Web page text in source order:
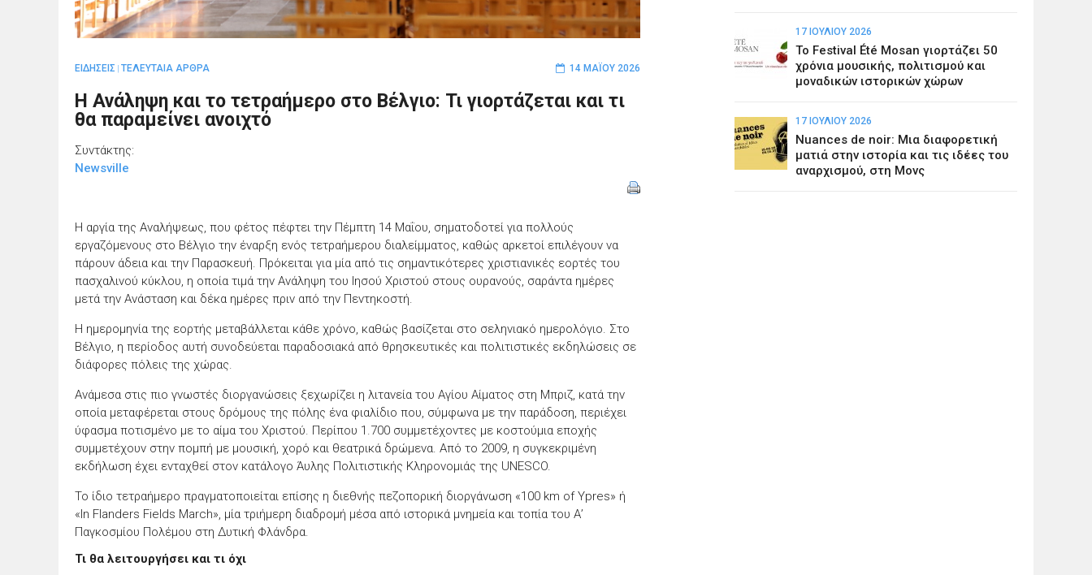
14 ΜΑΪ́ΟΥ 2026
ΕΙΔΗΣΕΙΣ ΤΕΛΕΥΤΑΙΑ ΑΡΘΡΑ
Η Ανάληψη και το τετραήμερο στο Βέλγιο: Τι γιορτάζεται και τι
θα παραμείνει ανοιχτό
Συντάκτης:
Newsville
Η αργία της Αναλήψεως, που φέτος πέφτει την Πέμπτη 14 Μαΐου, σηματοδοτεί για πολλούς
εργαζόμενους στο Βέλγιο την έναρξη ενός τετραήμερου διαλείμματος, καθώς αρκετοί επιλέγουν να
πάρουν άδεια και την Παρασκευή. Πρόκειται για μία από τις σημαντικότερες χριστιανικές εορτές του
πασχαλινού κύκλου, η οποία τιμά την Ανάληψη του Ιησού Χριστού στους ουρανούς, σαράντα ημέρες
μετά την Ανάσταση και δέκα ημέρες πριν από την Πεντηκοστή.
Η ημερομηνία της εορτής μεταβάλλεται κάθε χρόνο, καθώς βασίζεται στο σεληνιακό ημερολόγιο. Στο
Βέλγιο, η περίοδος αυτή συνοδεύεται παραδοσιακά από θρησκευτικές και πολιτιστικές εκδηλώσεις σε
διάφορες πόλεις της χώρας.
Ανάμεσα στις πιο γνωστές διοργανώσεις ξεχωρίζει η λιτανεία του Αγίου Αίματος στη Μπριζ, κατά την
οποία μεταφέρεται στους δρόμους της πόλης ένα φιαλίδιο που, σύμφωνα με την παράδοση, περιέχει
ύφασμα ποτισμένο με το αίμα του Χριστού. Περίπου 1.700 συμμετέχοντες με κοστούμια εποχής
συμμετέχουν στην πομπή με μουσική, χορό και θεατρικά δρώμενα. Από το 2009, η συγκεκριμένη
εκδήλωση έχει ενταχθεί στον κατάλογο Άυλης Πολιτιστικής Κληρονομιάς της UNESCO.
Το ίδιο τετραήμερο πραγματοποιείται επίσης η διεθνής πεζοπορική διοργάνωση «100 km of Ypres» ή
«In Flanders Fields March», μία τριήμερη διαδρομή μέσα από ιστορικά μνημεία και τοπία του Α’
Παγκοσμίου Πολέμου στη Δυτική Φλάνδρα.
Τι θα λειτουργήσει και τι όχι
17 ΙΟΥΛΊΟΥ 2026
Το Festival Été Mosan γιορτάζει 50
χρόνια μουσικής, πολιτισμού και
μοναδικών ιστορικών χώρων
17 ΙΟΥΛΊΟΥ 2026
Nuances de noir: Μια διαφορετική
ματιά στην ιστορία και τις ιδέες του
αναρχισμού, στη Μονς